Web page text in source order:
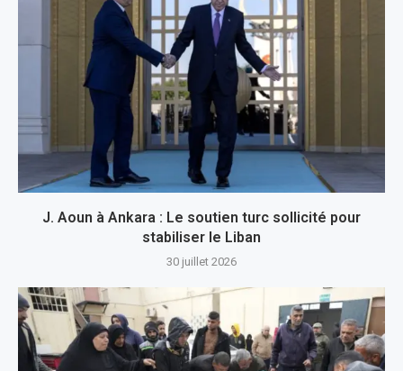
J. Aoun à Ankara : Le soutien turc sollicité pour
stabiliser le Liban
30 juillet 2026